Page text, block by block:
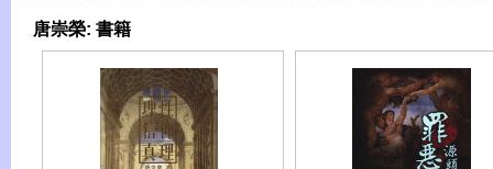
唐崇榮: 書籍